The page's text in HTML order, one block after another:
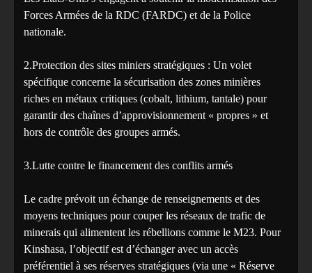
Forces Armées de la RDC (FARDC) et de la Police
nationale.
2.Protection des sites miniers stratégiques : Un volet
spécifique concerne la sécurisation des zones minières
riches en métaux critiques (cobalt, lithium, tantale) pour
garantir des chaînes d’approvisionnement « propres » et
hors de contrôle des groupes armés.
3.Lutte contre le financement des conflits armés
Le cadre prévoit un échange de renseignements et des
moyens techniques pour couper les réseaux de trafic de
minerais qui alimentent les rébellions comme le M23. Pour
Kinshasa, l’objectif est d’échanger avec un accès
préférentiel à ses réserves stratégiques (via une « Réserve